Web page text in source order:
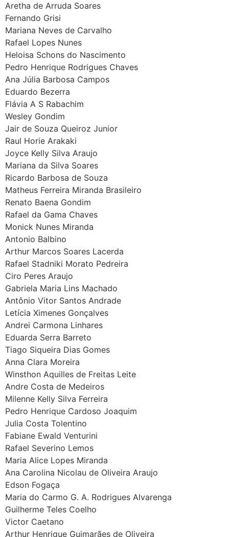
Aretha de Arruda Soares
Fernando Grisi
Mariana Neves de Carvalho
Rafael Lopes Nunes
Heloisa Schons do Nascimento
Pedro Henrique Rodrigues Chaves
Ana Júlia Barbosa Campos
Eduardo Bezerra
Flávia A S Rabachim
Wesley Gondim
Jair de Souza Queiroz Junior
Raul Horie Arakaki
Joyce Kelly Silva Araujo
Mariana da Silva Soares
Ricardo Barbosa de Souza
Matheus Ferreira Miranda Brasileiro
Renato Baena Gondim
Rafael da Gama Chaves
Monick Nunes Miranda
Antonio Balbino
Arthur Marcos Soares Lacerda
Rafael Stadniki Morato Pedreira
Ciro Peres Araujo
Gabriela Maria Lins Machado
Antônio Vitor Santos Andrade
Letícia Ximenes Gonçalves
Andrei Carmona Linhares
Eduarda Serra Barreto
Tiago Siqueira Dias Gomes
Anna Clara Moreira
Winsthon Aquilles de Freitas Leite
Andre Costa de Medeiros
Milenne Kelly Silva Ferreira
Pedro Henrique Cardoso Joaquim
Julia Costa Tolentino
Fabiane Ewald Venturini
Rafael Severino Lemos
Maria Alice Lopes Miranda
Ana Carolina Nicolau de Oliveira Araujo
Edson Fogaça
Maria do Carmo G. A. Rodrigues Alvarenga
Guilherme Teles Coelho
Victor Caetano
Arthur Henrique Guimarães de Oliveira